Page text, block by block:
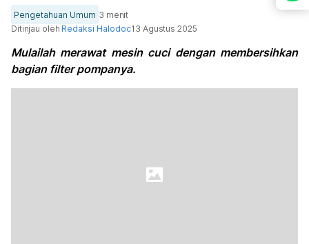
Pengetahuan Umum 3 menit
Ditinjau oleh Redaksi Halodoc13 Agustus 2025
Mulailah merawat mesin cuci dengan membersihkan
bagian filter pompanya.